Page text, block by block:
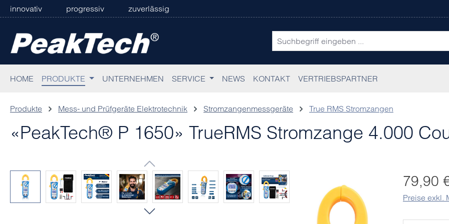
Hauptinhalt springen
Zur Suche springen
Zur Hauptnavigation springen
innovativ progressiv zuverlässig
HOME PRODUKTE UNTERNEHMEN SERVICE NEWS KONTAKT VERTRIEBSPARTNER
Produkte Mess- und Prüfgeräte Elektrotechnik Stromzangenmessgeräte True RMS Stromzangen
«PeakTech® P 1650» TrueRMS Stromzange 4.000
Bildergalerie überspringen Regulärer
79,90
Preise exkl.